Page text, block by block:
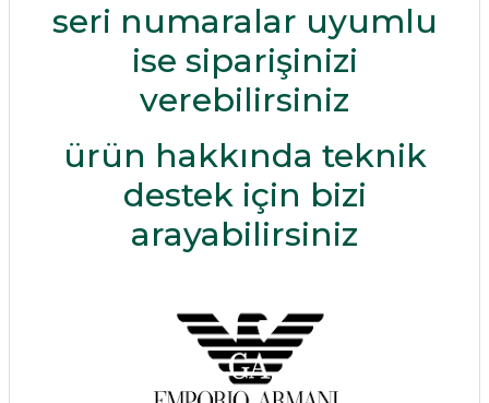
seri numaralar uyumlu
ise siparişinizi
verebilirsiniz
ürün hakkında teknik
destek için bizi
arayabilirsiniz